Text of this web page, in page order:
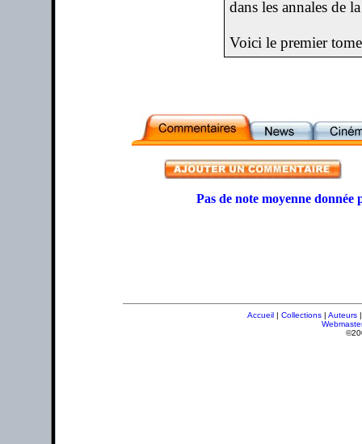
dans les annales de
Voici le premier
Pas de note moyenne
Accueil | Collections | Auteurs